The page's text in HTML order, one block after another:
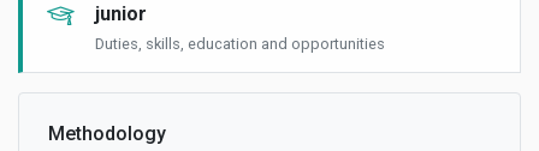
junior
Duties, skills, education and opportunities
Methodology